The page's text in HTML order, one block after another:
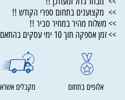
>> מקצוענים בתחום ספרי הקודש !!
>> משלוח מהיר במחיר סביר !!
>> זמן אספקה תוך 10 ימי עסקים בהתאם לתקנון החנות
אלופים בתחום מקבלים אשראי